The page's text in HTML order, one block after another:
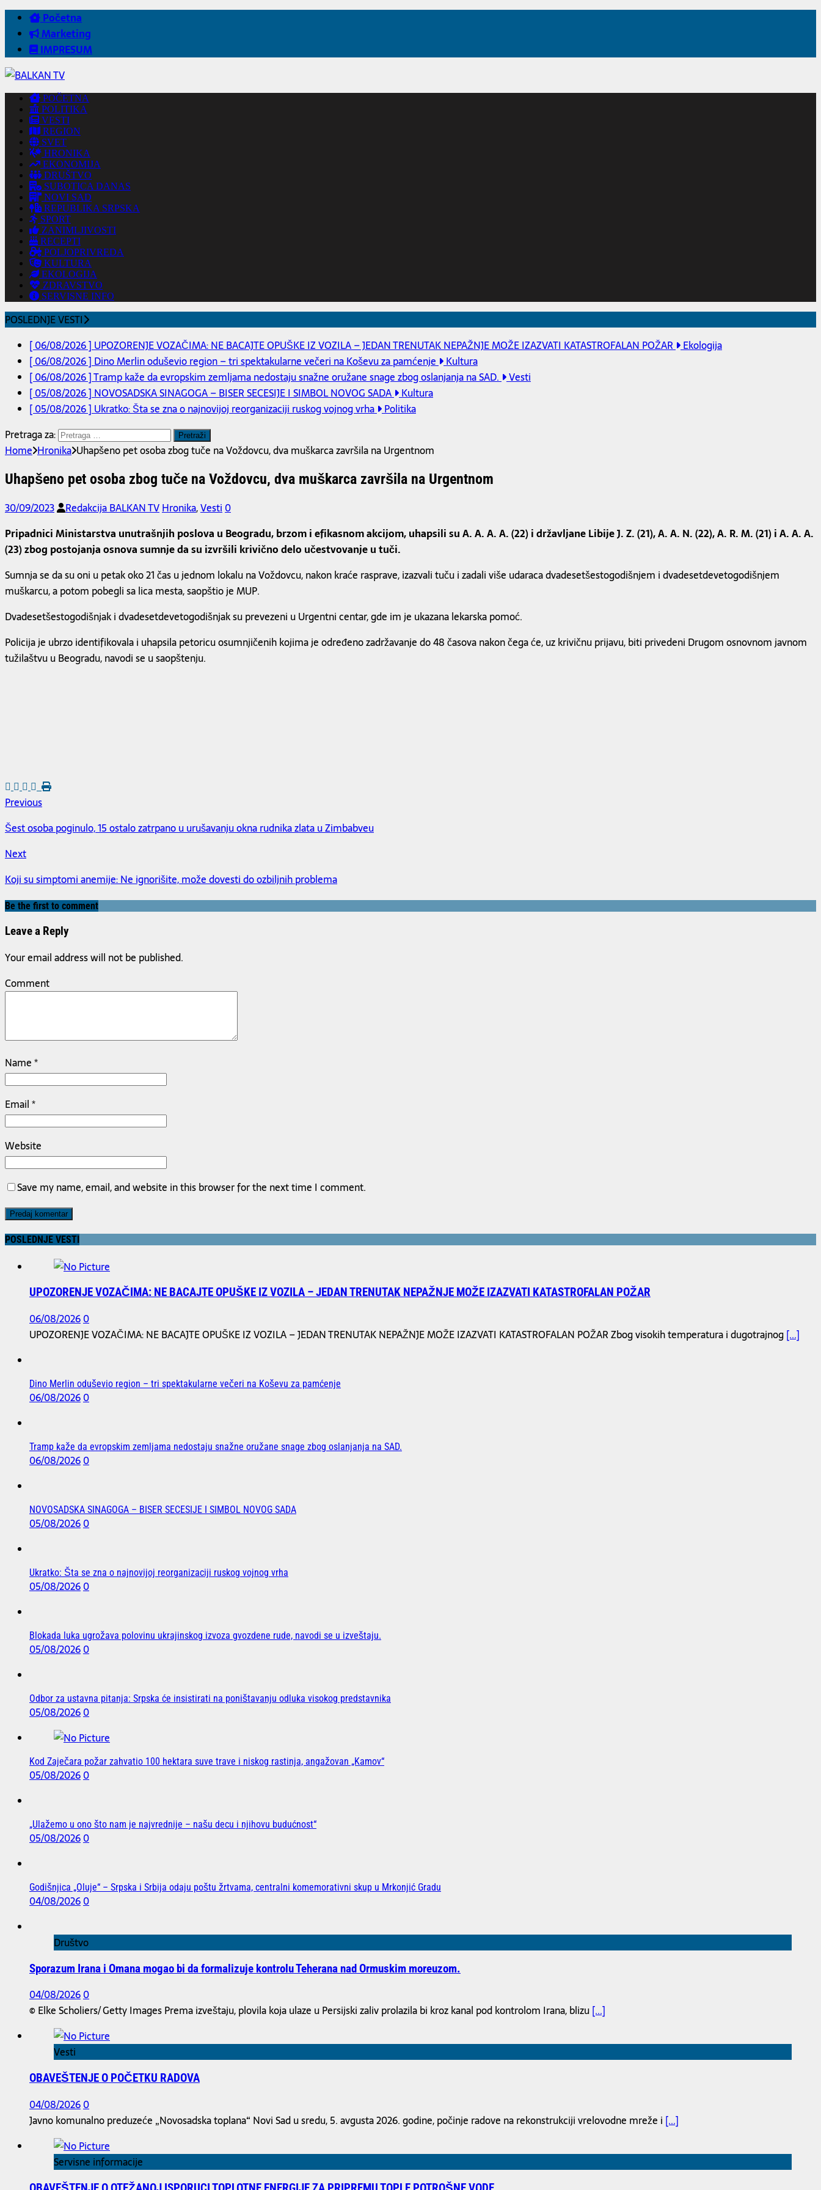
Početna
Marketing
IMPRESUM
POČETNA
POLITIKA
VESTI
REGION
SVET
HRONIKA
EKONOMIJA
DRUŠTVO
SUBOTICA DANAS
NOVI SAD
REPUBLIKA SRPSKA
SPORT
ZANIMLJIVOSTI
RECEPTI
POLJOPRIVREDA
KULTURA
EKOLOGIJA
ZDRAVSTVO
SERVISNE INFO
POSLEDNJE VESTI
[ 06/08/2026 ] UPOZORENJE VOZAČIMA: NE BACAJTE OPUŠKE IZ VOZILA – JEDAN TRENUTAK NEPAŽNJE MOŽE IZAZVATI KATASTROFALAN POŽAR
Ekologija
[ 06/08/2026 ] Dino Merlin oduševio region – tri spektakularne večeri na Koševu za pamćenje
Kultura
[ 06/08/2026 ]Tramp kaže da evropskim zemljama nedostaju snažne oružane snage zbog oslanjanja na SAD.
Vesti
[ 05/08/2026 ] NOVOSADSKA SINAGOGA – BISER SECESIJE I SIMBOL NOVOG SADA
Kultura
[ 05/08/2026 ] Ukratko: Šta se zna o najnovijoj reorganizaciji ruskog vojnog vrha
Politika
Pretraga za:
Home Hronika Uhapšeno pet osoba zbog tuče na Voždovcu, dva muškarca završila na Urgentnom
Uhapšeno pet osoba zbog tuče na Voždovcu, dva muškarca završila na Urgentnom
30/09/2023 Redakcija BALKAN TVHronika,Vesti 0
Pripadnici Ministarstva unutrašnjih poslova u Beogradu, brzom i efikasnom akcijom, uhapsili su A. A. A. A. (22) i državljane Libije J. Z. (21), A. A. N. (22), A. R. M. (21) i A. A. A.
(23) zbog postojanja osnova sumnje da su izvršili krivično delo učestvovanje u tuči.
Sumnja se da su oni u petak oko 21 čas u jednom lokalu na Voždovcu, nakon kraće rasprave, izazvali tuču i zadali više udaraca dvadesetšestogodišnjem i dvadesetdevetogodišnjem
muškarcu, a potom pobegli sa lica mesta, saopštio je MUP.
Dvadesetšestogodišnjak i dvadesetdevetogodišnjak su prevezeni u Urgentni centar, gde im je ukazana lekarska pomoć.
Policija je ubrzo identifikovala i uhapsila petoricu osumnjičenih kojima je određeno zadržavanje do 48 časova nakon čega će, uz krivičnu prijavu, biti privedeni Drugom osnovnom javnom
tužilaštvu u Beogradu, navodi se u saopštenju.
Previous
Šest osoba poginulo, 15 ostalo zatrpano u urušavanju okna rudnika zlata u Zimbabveu
Next
Koji su simptomi anemije: Ne ignorišite, može dovesti do ozbiljnih problema
Be the first to comment
Leave a Reply
Your email address will not be published.
Comment
Name*
Email*
Website
Save my name, email, and website in this browser for the next time I comment.
POSLEDNJE VESTI
UPOZORENJE VOZAČIMA: NE BACAJTE OPUŠKE IZ VOZILA – JEDAN TRENUTAK NEPAŽNJE MOŽE IZAZVATI KATASTROFALAN POŽAR
06/08/20260
UPOZORENJE VOZAČIMA: NE BACAJTE OPUŠKE IZ VOZILA – JEDAN TRENUTAK NEPAŽNJE MOŽE IZAZVATI KATASTROFALAN POŽAR Zbog visokih temperatura i dugotrajnog[...]
Dino Merlin oduševio region – tri spektakularne večeri na Koševu za pamćenje
06/08/20260
Tramp kaže da evropskim zemljama nedostaju snažne oružane snage zbog oslanjanja na SAD.
06/08/20260
NOVOSADSKA SINAGOGA – BISER SECESIJE I SIMBOL NOVOG SADA
05/08/20260
Ukratko: Šta se zna o najnovijoj reorganizaciji ruskog vojnog vrha
05/08/20260
Blokada luka ugrožava polovinu ukrajinskog izvoza gvozdene rude, navodi se u izveštaju.
05/08/20260
Odbor za ustavna pitanja: Srpska će insistirati na poništavanju odluka visokog predstavnika
05/08/20260
Kod Zaječara požar zahvatio 100 hektara suve trave i niskog rastinja, angažovan „Kamov“
05/08/20260
„Ulažemo u ono što nam je najvrednije – našu decu i njihovu budućnost“
05/08/20260
Godišnjica „Oluje“ – Srpska i Srbija odaju poštu žrtvama, centralni komemorativni skup u Mrkonjić Gradu
04/08/20260
Društvo
Sporazum Irana i Omana mogao bi da formalizuje kontrolu Teherana nad Ormuskim moreuzom.
04/08/20260
© Elke Scholiers/ Getty Images Prema izveštaju, plovila koja ulaze u Persijski zaliv prolazila bi kroz kanal pod kontrolom Irana, blizu[...]
Vesti
OBAVEŠTENJE O POČETKU RADOVA
04/08/20260
Javno komunalno preduzeće „Novosadska toplana“ Novi Sad u sredu, 5. avgusta 2026. godine, počinje radove na rekonstrukciji vrelovodne mreže i [...]
Servisne informacije